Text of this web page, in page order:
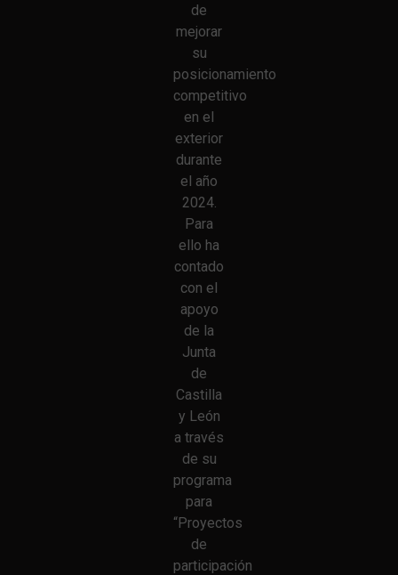
de
mejorar
su
posicionamiento
competitivo
en el
exterior
durante
el año
2024.
Para
ello ha
contado
con el
apoyo
de la
Junta
de
Castilla
y León
a través
de su
programa
para
“Proyectos
de
participación